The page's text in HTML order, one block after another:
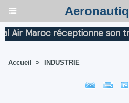
Maroc réceptionne son
Accueil > INDUSTRIE